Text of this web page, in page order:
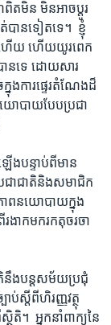
ត​មិន ​មិន​អាច​ប្តូរ​
ាន​ទៀត​ទេ។​ ​ ខ្ញុំ​
ហើយ​ ហើយ​យូរពេក​
ន​ទេ​ ដោយសារ​
ក្នុង​ការ​ផ្ទេរ​តំណែង​ដ៏
យោបាយ​បែប​ប្រជា​
ង​បន្ទាប់​ពី​មាន​
រជាជាតិ​និង​សមាជិក​
ភាព​នយោបាយ​ក្នុង​
ងាក​មក​រក​តុ​ចរចា​
តិ​នឹង​បន្ត​សម័យ​ប្រជុំ​
ាប់​ស្តី​ពី​ហិរញ្ញ​វត្ថុ​
តិ។​ ​ អ្នក​នាំពាក្យ​នៃ​